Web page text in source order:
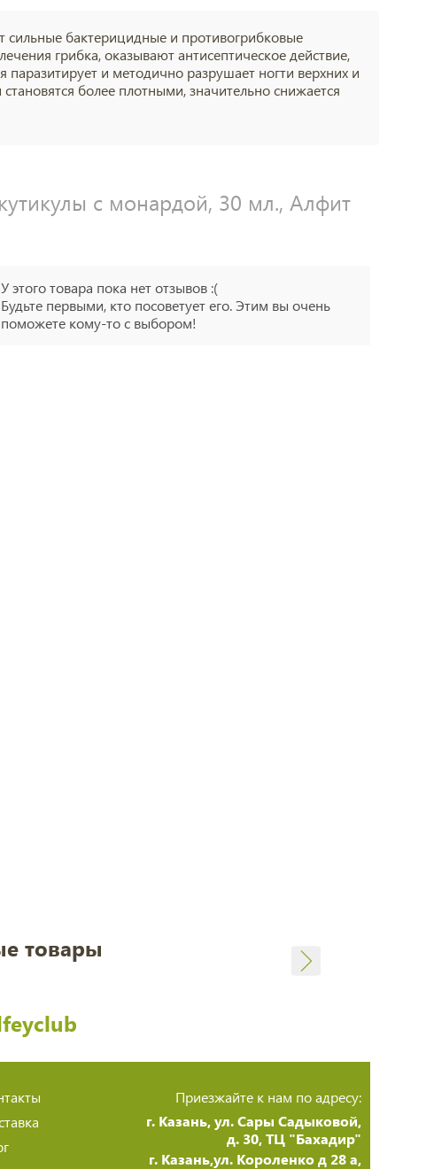
сильные бактерицидные и противогрибковые
грибка, оказывают антисептическое действие,
и методично разрушает ногти верхних и
более плотными, значительно снижается
с монардой, 30 мл., Алфит
У этого товара пока нет отзывов :(
Будьте первыми, кто посоветует его. Этим вы очень
поможете кому-то с выбором!
товары
Приезжайте к нам по адресу:
г. Казань, ул. Сары Садыковой,
д. 30, ТЦ "Бахадир"
г. Казань,ул. Короленко д 28 а,